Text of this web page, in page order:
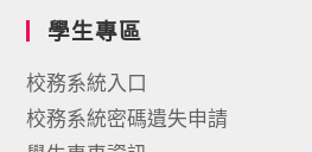
學生專區
校務系統入口
校務系統密碼遺失申請